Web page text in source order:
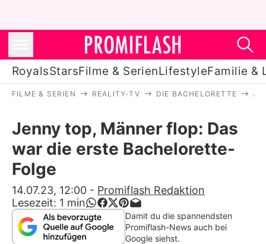
RoyalsStarsFilme & SerienLifestyleFamilie &
Stars
Filme & Serien
Lifestyle
Familie & Liebe
Promiflash Exklusiv
FILME & SERIEN REALITY-TV DIE BACHELORETTE
Jenny top, Männer flop: Das
war die erste Bachelorette-
Folge
14.07.23, 12:00 - Promiflash Redaktion
Lesezeit: 1 min
Damit du die spannendsten
Promiflash-News auch bei
Google siehst.